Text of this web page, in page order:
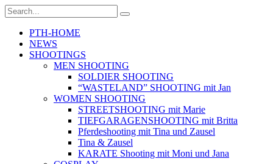
PTH-HOME
NEWS
SHOOTINGS
MEN SHOOTING
SOLDIER SHOOTING
“WASTELAND” SHOOTING mit Jan
WOMEN SHOOTING
STREETSHOOTING mit Marie
TIEFGARAGENSHOOTING mit Britta
Pferdeshooting mit Tina und Zausel
Tina & Zausel
KARATE Shooting mit Moni und Jana